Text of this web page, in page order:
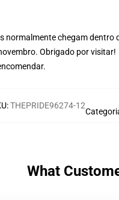
normalmente chegam dentro
Obrigado por visitar!
:THEPRIDE96274-12
What